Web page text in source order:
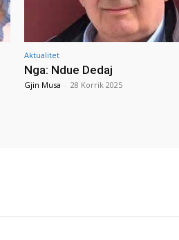
Aktualitet
Nga: Ndue Dedaj
Gjin Musa - 28 Korrik 2025